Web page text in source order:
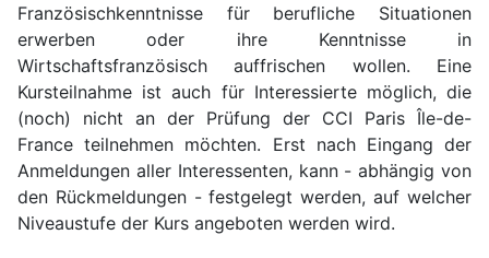
Französischkenntnisse für berufliche Situationen
erwerben oder ihre Kenntnisse in
Wirtschaftsfranzösisch auffrischen wollen. Eine
Kursteilnahme ist auch für Interessierte möglich, die
(noch) nicht an der Prüfung der CCI Paris Île-de-
France teilnehmen möchten. Erst nach Eingang der
Anmeldungen aller Interessenten, kann - abhängig von
den Rückmeldungen - festgelegt werden, auf welcher
Niveaustufe der Kurs angeboten werden wird.